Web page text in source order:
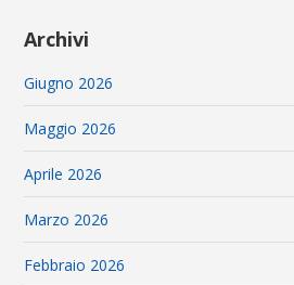
Archivi
Giugno 2026
Maggio 2026
Aprile 2026
Marzo 2026
Febbraio 2026